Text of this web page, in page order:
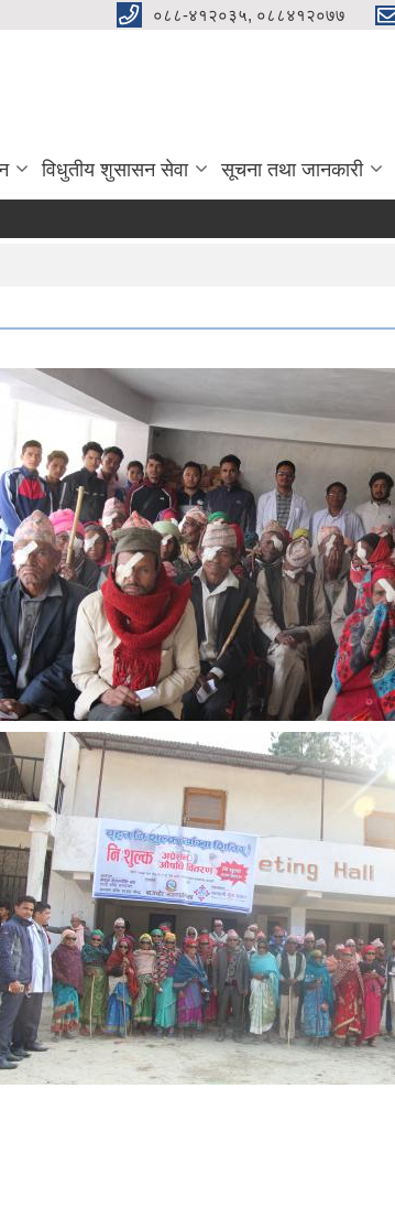
०८८-४१२०३५, ०८८४१२०७७
विधुतीय शुसासन सेवा सूचना तथा जानकारी